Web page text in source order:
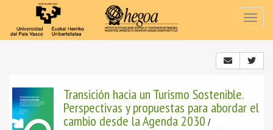
Transición hacia un Turismo Sostenible.
Perspectivas y propuestas para abordar el
cambio desde la Agenda 2030 /